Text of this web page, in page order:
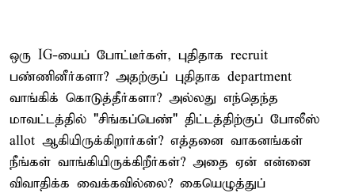
ஒரு IG-யைப் போட்டீர்கள், புதிதாக recruit
பண்ணினீர்களா? அதற்குப் புதிதாக department
வாங்கிக் கொடுத்தீர்களா? அல்லது எந்தெந்த
மாவட்டத்தில் "சிங்கப்பெண்" திட்டத்திற்குப் போலீஸ்
allot ஆகியிருக்கிறார்கள்? எத்தனை வாகனங்கள்
நீங்கள் வாங்கியிருக்கிறீர்கள்? அதை ஏன் என்னை
விவாதிக்க வைக்கவில்லை? கையெழுத்துப்